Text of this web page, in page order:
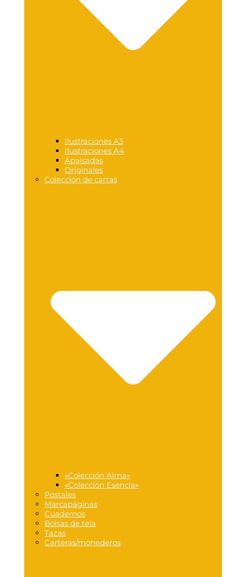
Ilustraciones A3
Ilustraciones A4
Apaisadas
Originales
Colección de cartas
«Colección Alma»
«Colección Esencia»
Postales
Marcapáginas
Cuadernos
Bolsas de tela
Tazas
Carteras/monederos